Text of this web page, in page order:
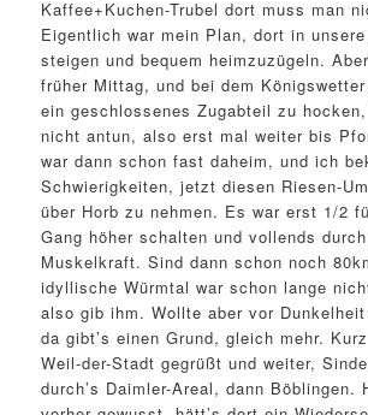
Kaffee+Kuchen-Trubel dort muss man
Eigentlich war mein Plan, dort in unsere
steigen und bequem heimzuzügeln.
früher Mittag, und bei dem
ein geschlossenes Zugabteil zu
nicht antun, also erst mal weiter bis
war dann schon fast daheim, und ich
Schwierigkeiten, jetzt diesen Riesen-
über Horb zu nehmen. Es war erst 1/2
Gang höher schalten und vollends
Muskelkraft. Sind dann schon noch
idyllische Würmtal war schon lange
also gib ihm. Wollte aber vor
da gibt’s einen Grund, gleich mehr.
Weil-der-Stadt gegrüßt und weiter,
durch’s Daimler-Areal, dann Böblingen.